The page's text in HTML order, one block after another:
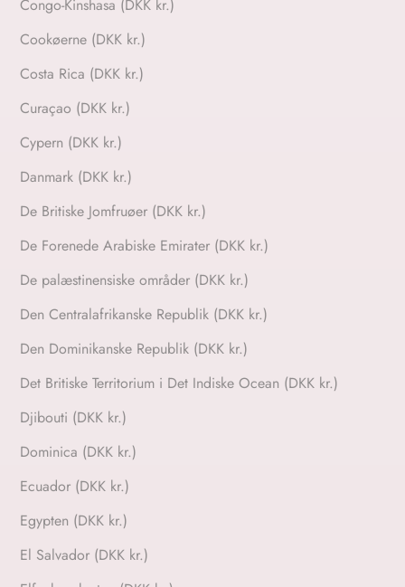
Congo-Kinshasa (DKK kr.)
Cookøerne (DKK kr.)
Costa Rica (DKK kr.)
Curaçao (DKK kr.)
Cypern (DKK kr.)
Danmark (DKK kr.)
De Britiske Jomfruøer (DKK kr.)
De Forenede Arabiske Emirater (DKK kr.)
De palæstinensiske områder (DKK kr.)
Den Centralafrikanske Republik (DKK kr.)
Den Dominikanske Republik (DKK kr.)
Det Britiske Territorium i Det Indiske Ocean (DKK kr.)
Djibouti (DKK kr.)
Dominica (DKK kr.)
Ecuador (DKK kr.)
Egypten (DKK kr.)
El Salvador (DKK kr.)